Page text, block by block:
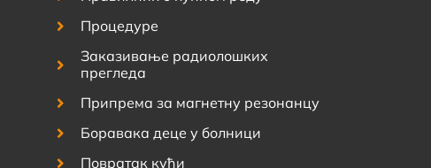
Процедуре
Заказивање радиолошких
прегледа
Припрема за магнетну резонанцу
Боравака деце у болници
Повратак кући